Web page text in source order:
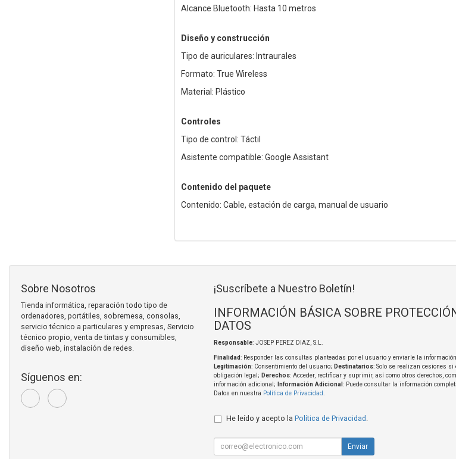
Alcance Bluetooth: Hasta 10 metros
Diseño y construcción
Tipo de auriculares: Intraurales
Formato: True Wireless
Material: Plástico
Controles
Tipo de control: Táctil
Asistente compatible: Google Assistant
Contenido del paquete
Contenido: Cable, estación de carga, manual de usuario
Sobre Nosotros
Tienda informática, reparación todo tipo de
ordenadores, portátiles, sobremesa, consolas,
servicio técnico a particulares y empresas, Servicio
técnico propio, venta de tintas y consumibles,
diseño web, instalación de redes.
Síguenos en:
¡Suscríbete a Nuestro Boletín!
INFORMACIÓN BÁSICA SOBRE
DATOS
Responsable: JOSEP PEREZ DIAZ, S.L.
Finalidad: Responder las consultas planteadas por el usuario y enviarle la
Legitimación: Consentimiento del usuario; Destinatarios: Solo se realizan cesiones si
obligación legal; Derechos: Acceder, rectificar y suprimir, así como otros derechos,
información adicional;
Información Adicional : Puede consultar la información
Datos en nuestra Política de Privacidad.
He leído y acepto la Política de Privacidad .
Enviar